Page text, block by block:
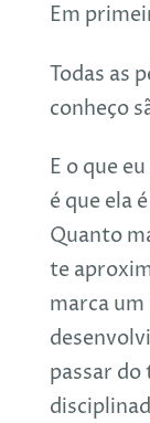
Em
Todas as
conheço
E o que
é que ela
Quanto
te
marca
passar do